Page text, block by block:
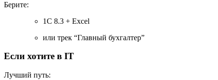
Берите:
1С 8.3 + Excel
или трек “Главный бухгалтер”
Если хотите в IT
Лучший путь: